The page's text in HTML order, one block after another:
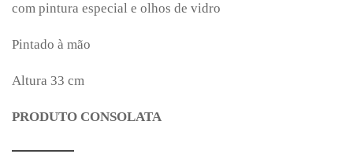
com pintura especial e olhos de vidro
Pintado à mão
Altura 33 cm
PRODUTO CONSOLATA